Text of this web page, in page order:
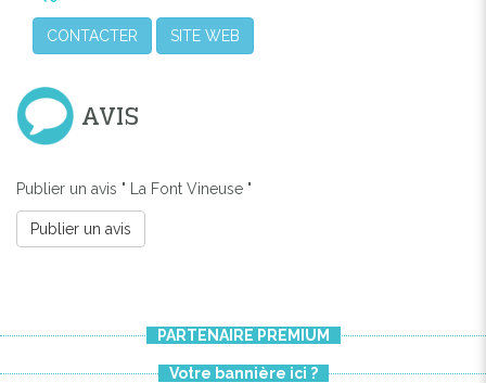
CONTACTER SITE WEB
AVIS
Publier un avis " La Font Vineuse "
Publier un avis
PARTENAIRE PREMIUM
Votre bannière ici ?